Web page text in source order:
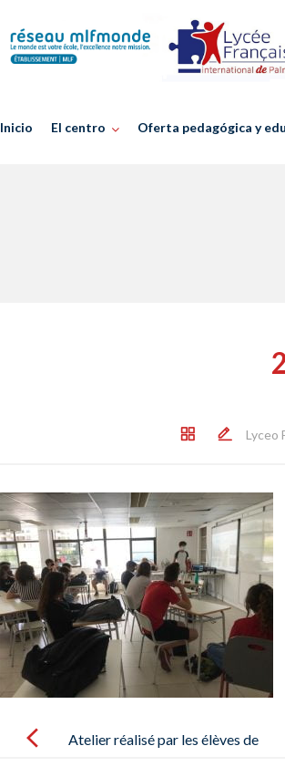
Inicio El centro Oferta pedagógica y
Lyceo
navigation
Atelier réalisé par les élèves de